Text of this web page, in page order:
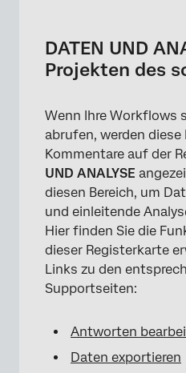
DATEN UND
Projekten des
Wenn Ihre Workflows
abrufen, werden diese
Kommentare auf der
UND ANALYSE
diesen Bereich, um
und einleitende
Hier finden Sie die
dieser Registerkarte
Links zu den
Supportseiten:
Antworten
Daten exportieren